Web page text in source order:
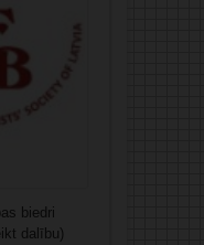
biedri
dalību)